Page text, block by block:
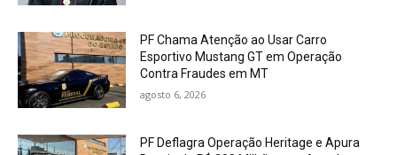
PF Chama Atenção ao Usar Carro
Esportivo Mustang GT em Operação
Contra Fraudes em MT
agosto 6, 2026
PF Deflagra Operação Heritage e Apura